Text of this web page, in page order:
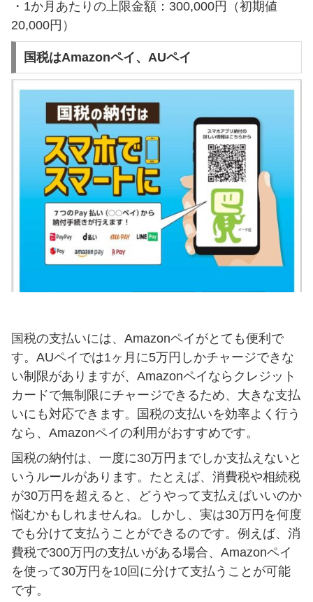
・1か月あたりの上限金額：300,000円（初期値
20,000円）
国税はAmazonペイ、AUペイ
国税の支払いには、Amazonペイがとても便利で
す。AUペイでは1ヶ月に5万円しかチャージできな
い制限がありますが、Amazonペイならクレジット
カードで無制限にチャージできるため、大きな支払
いにも対応できます。国税の支払いを効率よく行う
なら、Amazonペイの利用がおすすめです。
国税の納付は、一度に30万円までしか支払えないと
いうルールがあります。たとえば、消費税や相続税
が30万円を超えると、どうやって支払えばいいのか
悩むかもしれませんね。しかし、実は30万円を何度
でも分けて支払うことができるのです。例えば、消
費税で300万円の支払いがある場合、Amazonペイ
を使って30万円を10回に分けて支払うことが可能
です。